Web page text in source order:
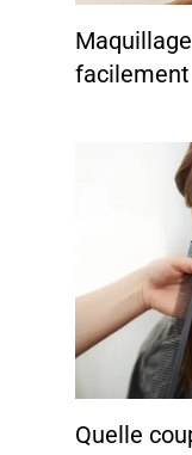
facilement
Quelle